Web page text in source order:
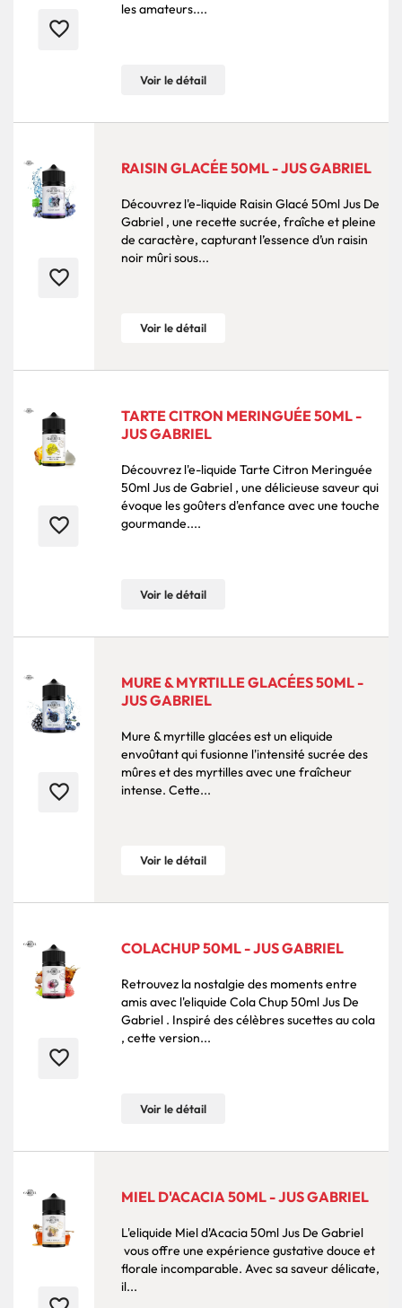
favorite_border
les amateurs....
Voir le détail
favorite_border
RAISIN GLACÉE 50ML - JUS GABRIEL
Découvrez l'e-liquide Raisin Glacé 50ml Jus De
Gabriel , une recette sucrée, fraîche et pleine
de caractère, capturant l’essence d’un raisin
noir mûri sous...
Voir le détail
favorite_border
TARTE CITRON MERINGUÉE 50ML -
JUS GABRIEL
Découvrez l'e-liquide Tarte Citron Meringuée
50ml Jus de Gabriel , une délicieuse saveur qui
évoque les goûters d'enfance avec une touche
gourmande....
Voir le détail
favorite_border
MURE & MYRTILLE GLACÉES 50ML -
JUS GABRIEL
Mure & myrtille glacées est un eliquide
envoûtant qui fusionne l'intensité sucrée des
mûres et des myrtilles avec une fraîcheur
intense. Cette...
Voir le détail
favorite_border
COLACHUP 50ML - JUS GABRIEL
Retrouvez la nostalgie des moments entre
amis avec l'eliquide Cola Chup 50ml Jus De
Gabriel . Inspiré des célèbres sucettes au cola
, cette version...
Voir le détail
MIEL D'ACACIA 50ML - JUS GABRIEL
L'eliquide Miel d'Acacia 50ml Jus De Gabriel
vous offre une expérience gustative douce et
florale incomparable. Avec sa saveur délicate,
il...